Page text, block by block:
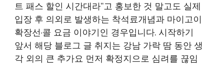
트 패스 할인 시간대라”고 홍보한 것 말고도 실제
입장 후 의외로 발생하는 착석료개념과 마이고이
확장선·콜 요금 이야기인 경우입니다. 시작하기
앞서 해당 블로그 글 취지는 강남 가락 땀 동안 생
각 외의 큰 추가요 먼저 확정지으로 심려를 끊임